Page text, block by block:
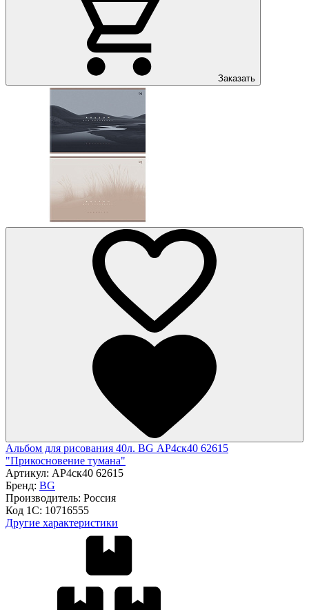
Заказать
Альбом для рисования 40л. BG АР4ск40 62615
"Прикосновение тумана"
Артикул: АР4ск40 62615
Бренд: BG
Производитель: Россия
Код 1С: 10716555
Другие характеристики